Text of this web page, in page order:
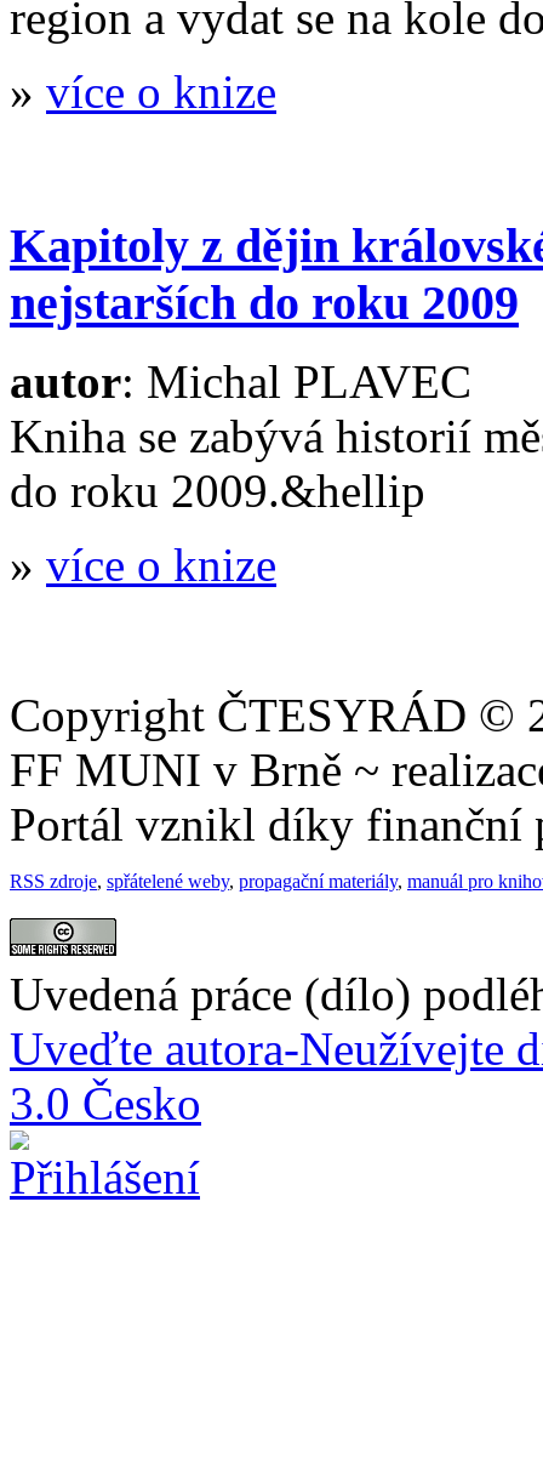
region a vydat se na kole
» více o knize
Kapitoly z dějin
nejstarších do roku 2009
autor: Michal PLAVEC
Kniha se zabývá historií
do roku 2009.&hellip
» více o knize
Copyright ČTESYRÁD ©
FF MUNI v Brně ~
Portál vznikl díky finanční
RSS zdroje, spřátelené weby, propagační materiály, manuál pro
Uvedená práce (dílo)
Uveďte autora-Neužívejte
3.0 Česko